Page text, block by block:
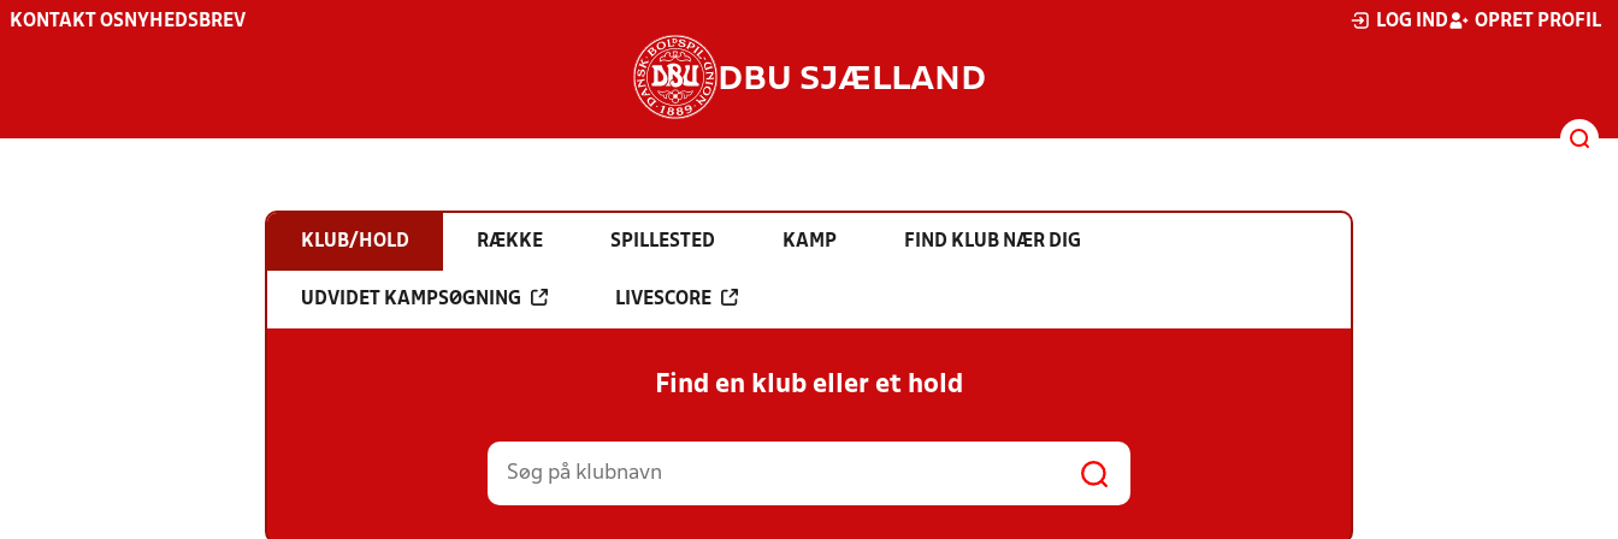
KONTAKT OS NYHEDSBREV LOG IND OPRET PROFIL
DBU SJÆLLAND
KLUB/HOLD RÆKKE SPILLESTED KAMP FIND KLUB NÆR DIG
UDVIDET KAMPSØGNING LIVESCORE
Find en klub eller et hold